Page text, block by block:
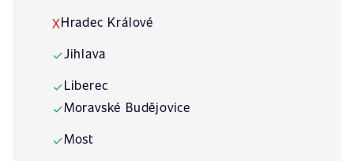
XHradec Králové
✓Jihlava
✓Liberec
✓Moravské Budějovice
✓Most